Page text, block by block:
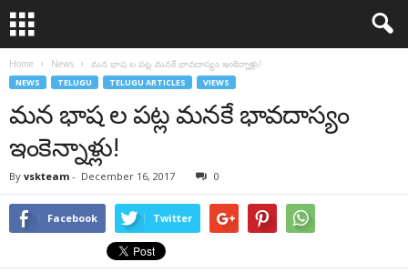
Home News మన భాష ల పట్ల మనకే భావదాస్యం ఇంకెన్నాళ్లు!
NEWS TELUGU TELUGU ARTICLES VIEWS
మన భాష ల పట్ల మనకే భావదాస్యం
ఇంకెన్నాళ్లు!
By vskteam - December 16, 2017 0
Facebook Twitter